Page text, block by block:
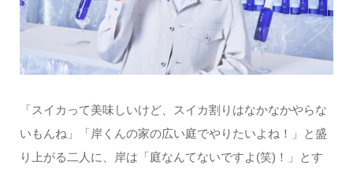
「スイカって美味しいけど、スイカ割りはなかなかやらな
いもんね」「岸くんの家の広い庭でやりたいよね！」と盛
り上がる二人に、岸は「庭なんてないですよ(笑)！」とす